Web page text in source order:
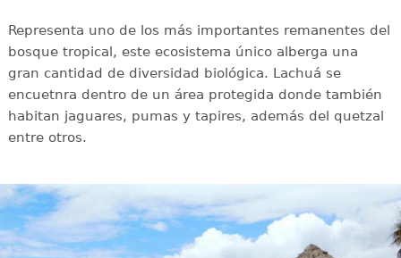
Representa uno de los más importantes remanentes del
bosque tropical, este ecosistema único alberga una
gran cantidad de diversidad biológica. Lachuá se
encuetnra dentro de un área protegida donde también
habitan jaguares, pumas y tapires, además del quetzal
entre otros.